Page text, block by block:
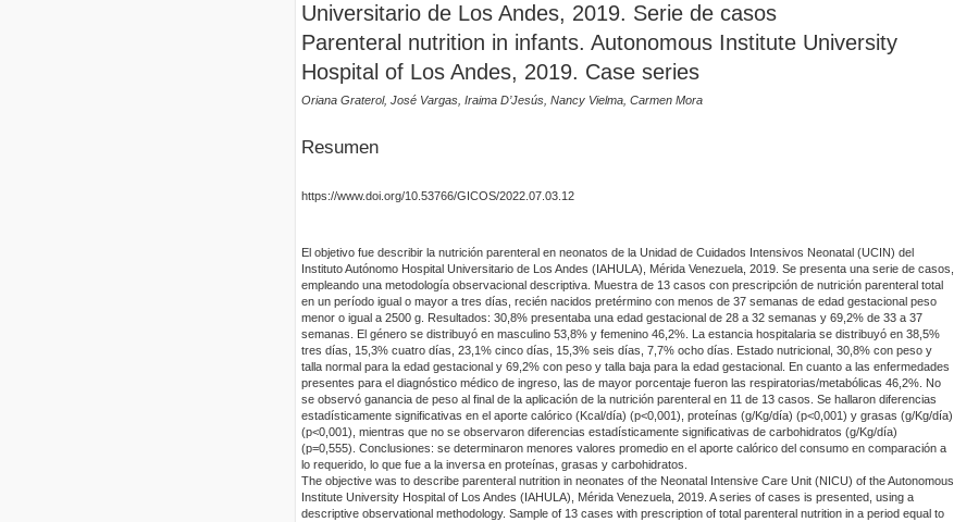
Universitario de Los Andes, 2019. Serie de casos
Parenteral nutrition in infants. Autonomous Institute University
Hospital of Los Andes, 2019. Case series
Oriana Graterol, José Vargas, Iraima D’Jesús, Nancy Vielma, Carmen Mora
Resumen
https://www.doi.org/10.53766/GICOS/2022.07.03.12
El objetivo fue describir la nutrición parenteral en neonatos de la Unidad de Cuidados Intensivos Neonatal (UCIN) del
Instituto Autónomo Hospital Universitario de Los Andes (IAHULA), Mérida Venezuela, 2019. Se presenta una serie de casos,
empleando una metodología observacional descriptiva. Muestra de 13 casos con prescripción de nutrición parenteral total
en un período igual o mayor a tres días, recién nacidos pretérmino con menos de 37 semanas de edad gestacional peso
menor o igual a 2500 g. Resultados: 30,8% presentaba una edad gestacional de 28 a 32 semanas y 69,2% de 33 a 37
semanas. El género se distribuyó en masculino 53,8% y femenino 46,2%. La estancia hospitalaria se distribuyó en 38,5%
tres días, 15,3% cuatro días, 23,1% cinco días, 15,3% seis días, 7,7% ocho días. Estado nutricional, 30,8% con peso y
talla normal para la edad gestacional y 69,2% con peso y talla baja para la edad gestacional. En cuanto a las enfermedades
presentes para el diagnóstico médico de ingreso, las de mayor porcentaje fueron las respiratorias/metabólicas 46,2%. No
se observó ganancia de peso al final de la aplicación de la nutrición parenteral en 11 de 13 casos. Se hallaron diferencias
estadísticamente significativas en el aporte calórico (Kcal/día) (p<0,001), proteínas (g/Kg/día) (p<0,001) y grasas (g/Kg/día)
(p<0,001), mientras que no se observaron diferencias estadísticamente significativas de carbohidratos (g/Kg/día)
(p=0,555). Conclusiones: se determinaron menores valores promedio en el aporte calórico del consumo en comparación a
lo requerido, lo que fue a la inversa en proteínas, grasas y carbohidratos.
The objective was to describe parenteral nutrition in neonates of the Neonatal Intensive Care Unit (NICU) of the Autonomous
Institute University Hospital of Los Andes (IAHULA), Mérida Venezuela, 2019. A series of cases is presented, using a
descriptive observational methodology. Sample of 13 cases with prescription of total parenteral nutrition in a period equal to